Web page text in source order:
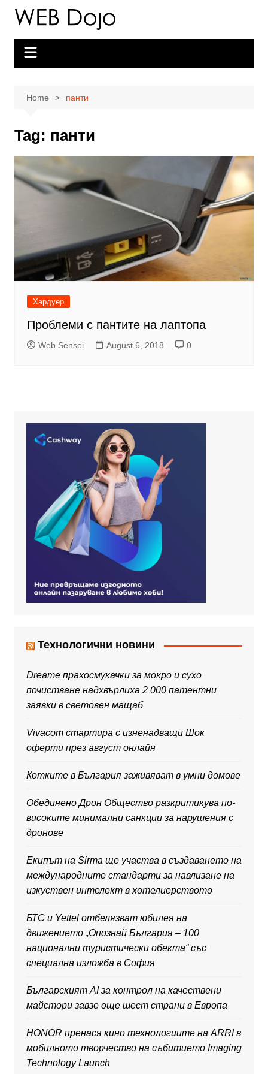
Skip
content
Home панти
Tag: панти
Хардуер
Проблеми с пантите на лаптопа
Web Sensei August 6, 2018 0
Технологични новини
Dreame прахосмукачки за мокро и сухо
почистване надхвърлиха 2 000 патентни
заявки в световен мащаб
Vivacom стартира с изненадващи Шок
оферти през август онлайн
Котките в България заживяват в умни домове
Обединено Дрон Общество разкритикува по-
високите минимални санкции за нарушения с
дронове
Екипът на Sirma ще участва в създаването на
международните стандарти за навлизане на
изкуствен интелект в хотелиерството
БТС и Yettel отбелязват юбилея на
движението „Опознай България – 100
национални туристически обекта“ със
специална изложба в София
Българският AI за контрол на качествени
майстори завзе още шест страни в Европа
HONOR пренася кино технологиите на ARRI в
мобилното творчество на събитието Imaging
Technology Launch